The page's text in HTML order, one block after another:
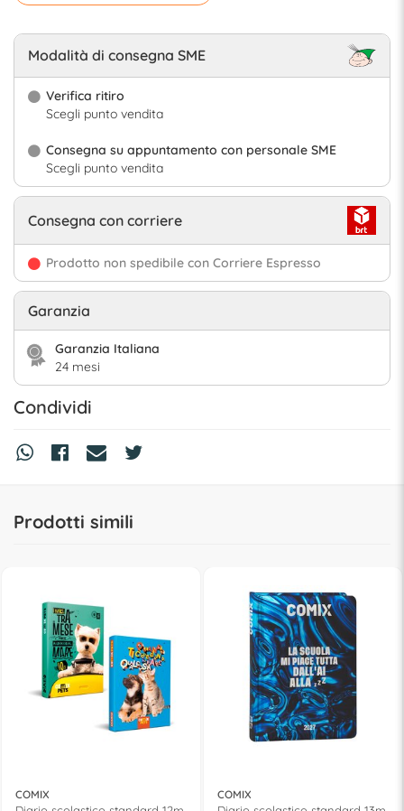
Modalità di consegna SME
Verifica ritiro
Scegli punto vendita
Consegna su appuntamento con personale SME
Scegli punto vendita
Consegna con corriere
Prodotto non spedibile con Corriere Espresso
Garanzia
Garanzia Italiana
24 mesi
Condividi
Prodotti simili
COMIX COMIX